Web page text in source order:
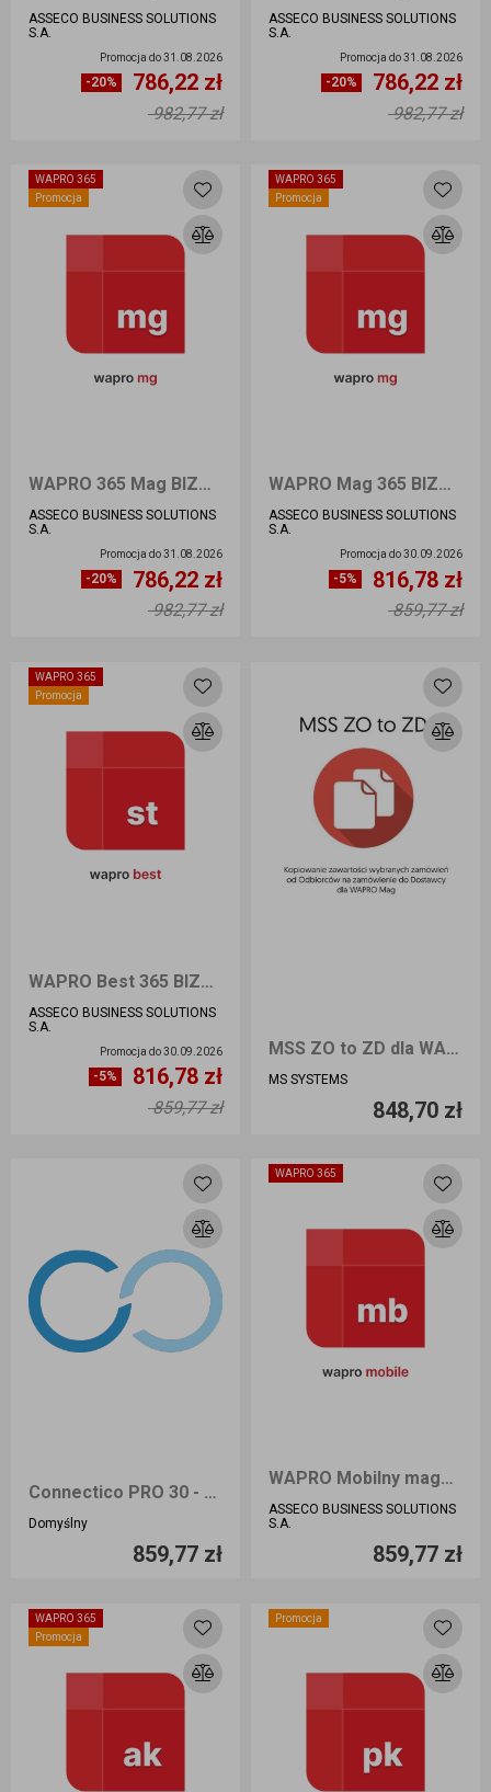
ASSECO BUSINESS SOLUTIONS
S.A.
Promocja do31.08.2026
-20% 786,22 zł
982,77 zł
Ilość sztuk
ASSECO BUSINESS SOLUTIONS
S.A.
Promocja do31.08.2026
-20% 786,22 zł
982,77 zł
Ilość sztuk
WAPRO 365
Promocja
WAPRO 365 Mag BIZNES STANOWISKO - Nowa licencja
ASSECO BUSINESS SOLUTIONS
S.A.
Promocja do31.08.2026
-20% 786,22 zł
982,77 zł
Ilość sztuk
WAPRO 365
Promocja
WAPRO Mag 365 BIZNES Przedłużenie
ASSECO BUSINESS SOLUTIONS
S.A.
Promocja do30.09.2026
-5% 816,78 zł
859,77 zł
Ilość sztuk
WAPRO 365
Promocja
WAPRO Best 365 BIZNES 100 Przedłużenie
ASSECO BUSINESS SOLUTIONS
S.A.
Promocja do30.09.2026
-5% 816,78 zł
859,77 zł
Ilość sztuk
MSS ZO to ZD dla WAPRO Mag
MS SYSTEMS
848,70 zł
Ilość sztuk
Connectico PRO 30 - Sklep internetowy dla WAPRO Mag
Domyślny
859,77 zł
Ilość sztuk
WAPRO 365
WAPRO Mobilny magazynier 365 BIZNES (1 konsola)
ASSECO BUSINESS SOLUTIONS
S.A.
859,77 zł
Ilość sztuk
WAPRO 365
Promocja
Promocja